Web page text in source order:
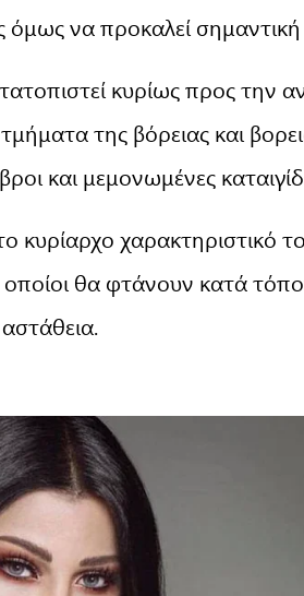
όμως να προκαλεί
κυρίως προς την
της βόρειας και
και μεμονωμένες
κυρίαρχο χαρακτηριστικό
οποίοι θα φτάνουν κατά